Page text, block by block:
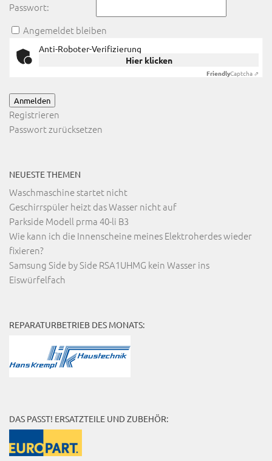
Passwort:
Angemeldet bleiben
Anti-Roboter-Verifizierung
Hier klicken
FriendlyCaptcha ⇗
Anmelden
Registrieren
Passwort zurücksetzen
NEUESTE THEMEN
Waschmaschine startet nicht
Geschirrspüler heizt das Wasser nicht auf
Parkside Modell prma 40-li B3
Wie kann ich die Innenscheine meines Elektroherdes wieder
fixieren?
Samsung Side by Side RSA1UHMG kein Wasser ins
Eiswürfelfach
REPARATURBETRIEB DES MONATS:
DAS PASST! ERSATZTEILE UND ZUBEHÖR: